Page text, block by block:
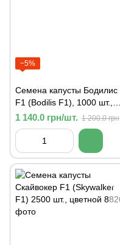
−5%
Семена капусты Бодилис
F1 (Bodilis F1), 1000 шт.,
цветной
1 140.0 грн/шт. 1 200.0 грн